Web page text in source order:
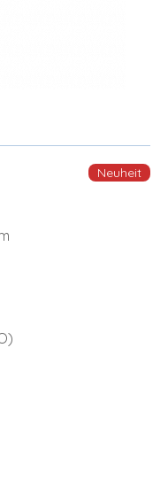
Neuheit